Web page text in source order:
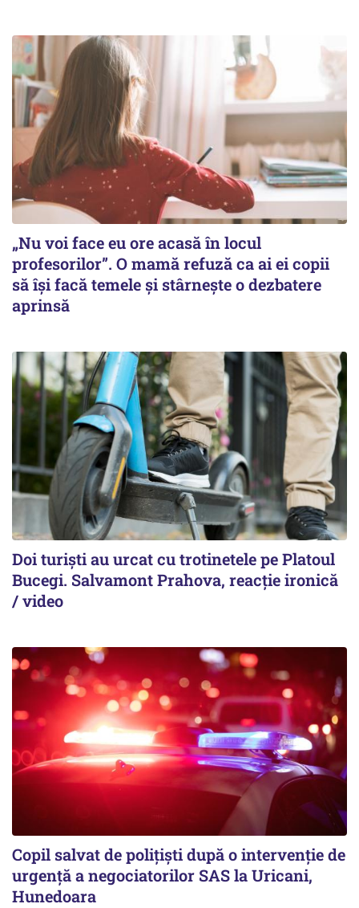
„Nu voi face eu ore acasă în locul
profesorilor”. O mamă refuză ca ai ei copii
să își facă temele și stârnește o dezbatere
aprinsă
Doi turiști au urcat cu trotinetele pe Platoul
Bucegi. Salvamont Prahova, reacție ironică
/ video
Copil salvat de polițiști după o intervenție de
urgență a negociatorilor SAS la Uricani,
Hunedoara